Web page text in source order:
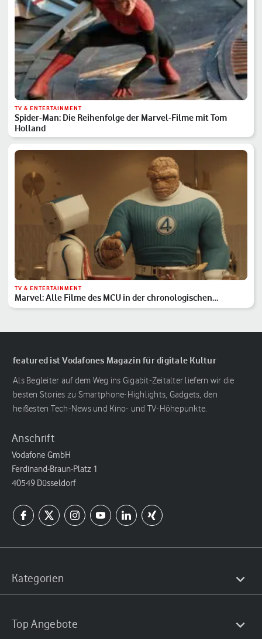
TV & ENTERTAINMENT
Spider-Man: Die Reihenfolge der Marvel-Filme mit Tom
Holland
TV & ENTERTAINMENT
Marvel: Alle Filme des MCU in der chronologischen
Reihenfolge
featured ist Vodafones Magazin für digitale Kultur
Als Begleiter auf dem Weg ins Gigabit-Zeitalter liefern wir die
besten Stories zu Smartphone-Highlights, Gadgets, den
heißesten Tech-News und Kino- und TV-Höhepunkte.
Anschrift
Vodafone GmbH
Ferdinand-Braun-Platz 1
40549 Düsseldorf
Kategorien
Top Angebote